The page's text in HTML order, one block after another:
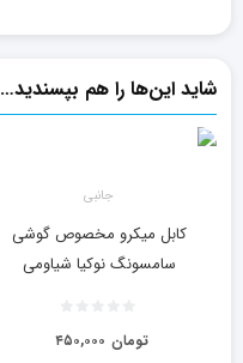
شاید این‌ها را هم بپسندید…
جانبی
کابل میکرو مخصوص گوشی
سامسونگ نوکیا شیاومی
۴۵۰,۰۰۰ تومان